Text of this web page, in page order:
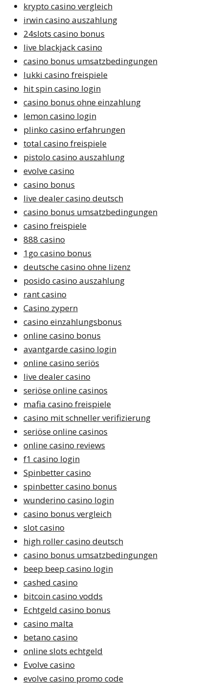
krypto casino vergleich
irwin casino auszahlung
24slots casino bonus
live blackjack casino
casino bonus umsatzbedingungen
lukki casino freispiele
hit spin casino login
casino bonus ohne einzahlung
lemon casino login
plinko casino erfahrungen
total casino freispiele
pistolo casino auszahlung
evolve casino
casino bonus
live dealer casino deutsch
casino bonus umsatzbedingungen
casino freispiele
888 casino
1go casino bonus
deutsche casino ohne lizenz
posido casino auszahlung
rant casino
Casino zypern
casino einzahlungsbonus
online casino bonus
avantgarde casino login
online casino seriös
live dealer casino
seriöse online casinos
mafia casino freispiele
casino mit schneller verifizierung
seriöse online casinos
online casino reviews
f1 casino login
Spinbetter casino
spinbetter casino bonus
wunderino casino login
casino bonus vergleich
slot casino
high roller casino deutsch
casino bonus umsatzbedingungen
beep beep casino login
cashed casino
bitcoin casino vodds
Echtgeld casino bonus
casino malta
betano casino
online slots echtgeld
Evolve casino
evolve casino promo code